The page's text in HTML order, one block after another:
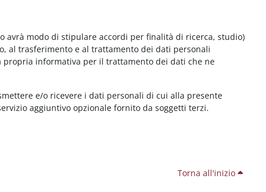
avrà modo di stipulare accordi per finalità di ricerca, studio)
al trasferimento e al trattamento dei dati personali
propria informativa per il trattamento dei dati che ne
e/o ricevere i dati personali di cui alla presente
aggiuntivo opzionale fornito da soggetti terzi.
Torna all'inizio